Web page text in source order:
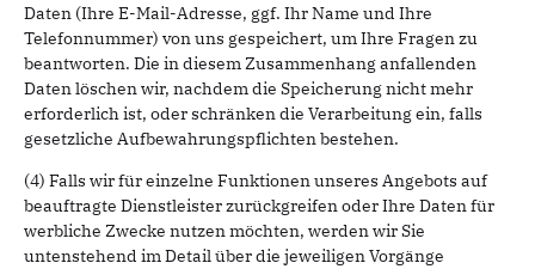
Daten (Ihre E-Mail-Adresse, ggf. Ihr Name und Ihre
Telefonnummer) von uns gespeichert, um Ihre Fragen zu
beantworten. Die in diesem Zusammenhang anfallenden
Daten löschen wir, nachdem die Speicherung nicht mehr
erforderlich ist, oder schränken die Verarbeitung ein, falls
gesetzliche Aufbewahrungspflichten bestehen.
(4) Falls wir für einzelne Funktionen unseres Angebots auf
beauftragte Dienstleister zurückgreifen oder Ihre Daten für
werbliche Zwecke nutzen möchten, werden wir Sie
untenstehend im Detail über die jeweiligen Vorgänge